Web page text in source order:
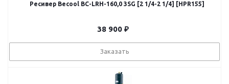
Ресивер Becool BC-LRH-160,0 3SG [2 1/4-2 1/4] [HPR155]
38 900₽
Заказать